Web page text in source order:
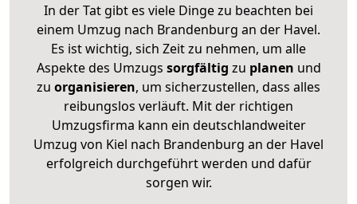
In der Tat gibt es viele Dinge zu beachten bei
einem Umzug nach Brandenburg an der Havel.
Es ist wichtig, sich Zeit zu nehmen, um alle
Aspekte des Umzugs sorgfältig zu planen und
zu organisieren, um sicherzustellen, dass alles
reibungslos verläuft. Mit der richtigen
Umzugsfirma kann ein deutschlandweiter
Umzug von Kiel nach Brandenburg an der Havel
erfolgreich durchgeführt werden und dafür
sorgen wir.